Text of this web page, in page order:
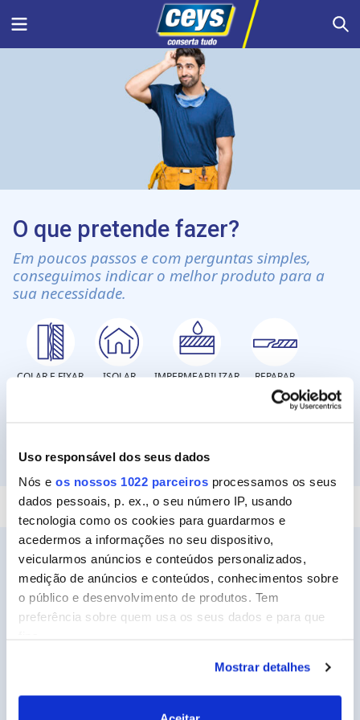
Uso responsável dos seus dados
Nós e os nossos 1022 parceiros processamos os seus
dados pessoais, p. ex., o seu número IP, usando
tecnologia como os cookies para guardarmos e
acedermos a informações no seu dispositivo,
veicularmos anúncios e conteúdos personalizados,
medição de anúncios e conteúdos, conhecimentos sobre
o público e desenvolvimento de produtos. Tem
preferência sobre quem usa os seus dados e para que
Se permitir, gostaríamos também de:
Recolher informações sobre a sua localização
geográfica as quais podem ter uma precisão de
Mostrar detalhes
Menu
O que pretende fazer?
Em poucos passos e com perguntas simples,
conseguimos indicar o melhor produto para a
sua necessidade.
COLAR E FIXAR ISOLAR IMPERMEABILIZAR REPARAR
SELAR
Ceys
Sobre a Ceys